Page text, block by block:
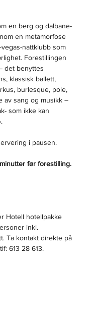
en berg og dalbane-
en metamorfose
nattklubb som
Forestillingen
det benyttes
klassisk ballett,
burlesque, pole,
av sang og musikk –
som ikke kan
i pausen.
før forestilling.
Hotell hotellpakke
inkl.
Ta kontakt direkte på
613 28 613.